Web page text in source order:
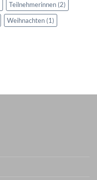
Teilnehmerinnen (2)
Weihnachten (1)